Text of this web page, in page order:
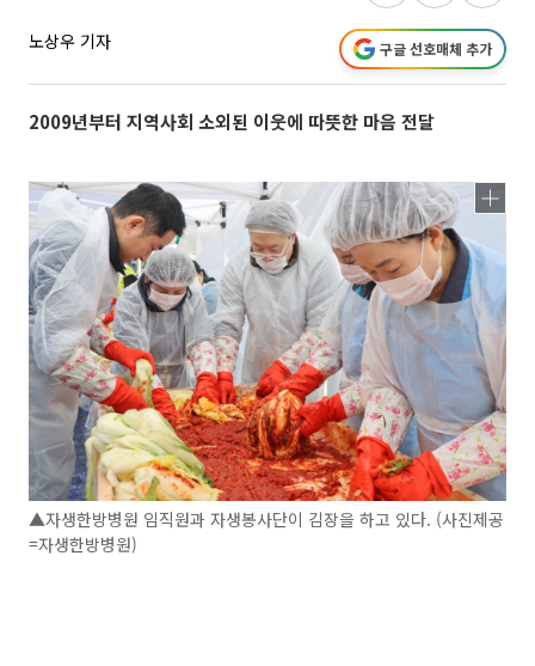
노상우 기자 구글 선호매체 추가
2009년부터 지역사회 소외된 이웃에 따뜻한 마음 전달
▲자생한방병원 임직원과 자생봉사단이 김장을 하고 있다. (사진제공
=자생한방병원)